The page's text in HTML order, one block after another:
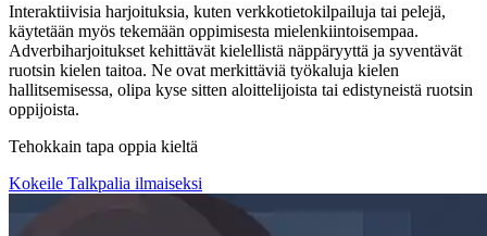
Interaktiivisia harjoituksia, kuten verkkotietokilpailuja tai pelejä,
käytetään myös tekemään oppimisesta mielenkiintoisempaa.
Adverbiharjoitukset kehittävät kielellistä näppäryyttä ja syventävät
ruotsin kielen taitoa. Ne ovat merkittäviä työkaluja kielen
hallitsemisessa, olipa kyse sitten aloittelijoista tai edistyneistä ruotsin
oppijoista.
Tehokkain tapa oppia kieltä
Kokeile Talkpalia ilmaiseksi